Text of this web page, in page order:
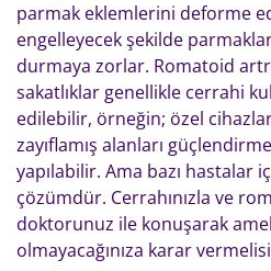
parmak eklemlerini deforme
engelleyecek şekilde
durmaya zorlar. Romatoid
sakatlıklar genellikle cerrahi
edilebilir, örneğin; özel
zayıflamış alanları
yapılabilir. Ama bazı hastalar
çözümdür. Cerrahınızla ve
doktorunuz ile konuşarak
olmayacağınıza karar